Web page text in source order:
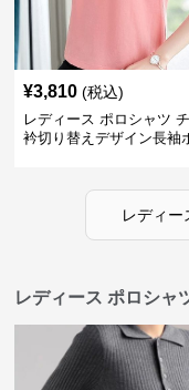
¥3,810 (税込)
レディース ポロシャツ
衿切り替えデザイン長袖
レディー
レディース ポロシャ